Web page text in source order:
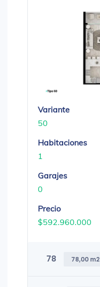
Variante
50
Habitaciones
1
Garajes
0
Precio
$592.960.000
78 78,00 m2